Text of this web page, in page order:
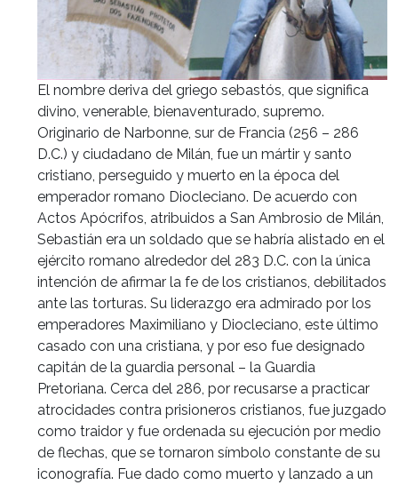
El nombre deriva del griego sebastós, que significa
divino, venerable, bienaventurado, supremo.
Originario de Narbonne, sur de Francia (256 – 286
D.C.) y ciudadano de Milán, fue un mártir y santo
cristiano, perseguido y muerto en la época del
emperador romano Diocleciano. De acuerdo con
Actos Apócrifos, atribuidos a San Ambrosio de Milán,
Sebastián era un soldado que se habría alistado en el
ejército romano alrededor del 283 D.C. con la única
intención de afirmar la fe de los cristianos, debilitados
ante las torturas. Su liderazgo era admirado por los
emperadores Maximiliano y Diocleciano, este último
casado con una cristiana, y por eso fue designado
capitán de la guardia personal – la Guardia
Pretoriana. Cerca del 286, por recusarse a practicar
atrocidades contra prisioneros cristianos, fue juzgado
como traidor y fue ordenada su ejecución por medio
de flechas, que se tornaron símbolo constante de su
iconografía. Fue dado como muerto y lanzado a un